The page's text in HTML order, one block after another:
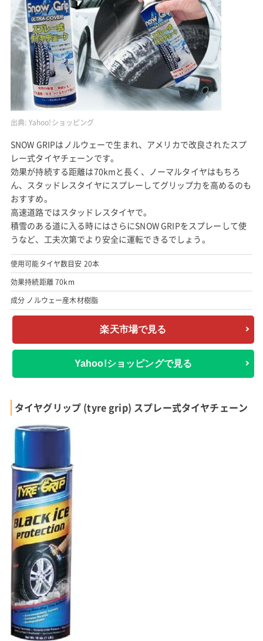
出典: Yahoo!ショッピング
SNOW GRIPはノルウェーで生まれ、アメリカで改良されたスプ
レー式タイヤチェーンです。
効果が持続する距離は70kmと長く、ノーマルタイヤはもちろ
ん、スタッドレスタイヤにスプレーしてグリップ力を高めるのも
おすすめ。
高速道路ではスタッドレスタイヤで。
積雪のある道に入る時にはさらにSNOW GRIPをスプレーして使
うなど、工夫次第でより安全に運転できるでしょう。
使用可能タイヤ数目安 20本
効果持続距離 70km
成分 ノルウェー産木材樹脂
楽天市場で見る
Yahoo!ショッピングで見る
タイヤグリップ (tyre grip) スプレー式タイヤチェーン